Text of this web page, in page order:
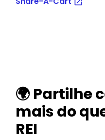
🌍 Partilhe
mais do
REI